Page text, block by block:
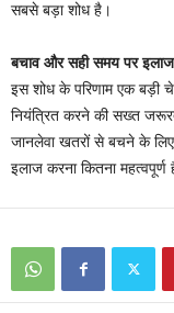
सबसे बड़ा शोध है।
बचाव और सही समय पर
इस शोध के परिणाम एक बड़ी
नियंत्रित करने की सख्त
जानलेवा खतरों से बचने के
इलाज करना कितना महत्वपूर्ण